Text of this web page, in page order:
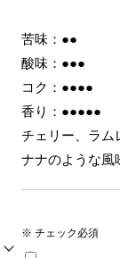
苦味：●●
酸味：●●●
コク：●●●●
香り：●●●●●
チェリー、ラ
ナナのような風
※ チェック必須